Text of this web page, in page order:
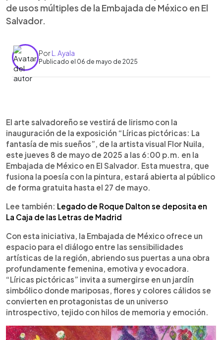
de usos múltiples de la Embajada de México en El
Salvador.
PorL. Ayala
Publicado el 06 de mayo de 2025
Escuchar artículo
El arte salvadoreño se vestirá de lirismo con la
inauguración de la exposición “Líricas pictóricas: La
fantasía de mis sueños”, de la artista visual Flor Nuila,
este jueves 8 de mayo de 2025 a las 6:00 p.m. en la
Embajada de México en El Salvador. Esta muestra, que
fusiona la poesía con la pintura, estará abierta al público
de forma gratuita hasta el 27 de mayo.
Lee también: Legado de Roque Dalton se deposita en
La Caja de las Letras de Madrid
Con esta iniciativa, la Embajada de México ofrece un
espacio para el diálogo entre las sensibilidades
artísticas de la región, abriendo sus puertas a una obra
profundamente femenina, emotiva y evocadora.
“Líricas pictóricas” invita a sumergirse en un jardín
simbólico donde mariposas, flores y colores cálidos se
convierten en protagonistas de un universo
introspectivo, tejido con hilos de memoria y emoción.